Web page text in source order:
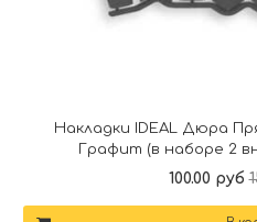
Накладки IDEAL Дюра
Графит (в наборе 2
100.00 руб